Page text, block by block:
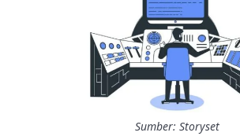
Sumber: Storyset